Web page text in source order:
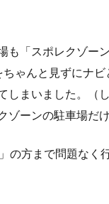
も「スポレクゾー
ゃんと見ずにナビ
しまいました。（
ーンの駐車場だ
の方まで問題なく